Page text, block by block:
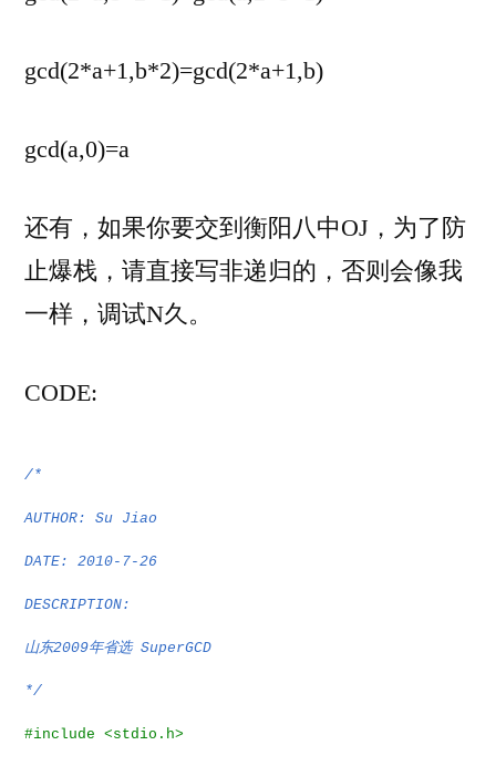
gcd(2*a+1,b*2)=gcd(2*a+1,b)
gcd(a,0)=a
还有，如果你要交到衡阳八中OJ，为了防
止爆栈，请直接写非递归的，否则会像我
一样，调试N久。
CODE:
/*
AUTHOR: Su Jiao
DATE: 2010-7-26
DESCRIPTION:
山东2009年省选SuperGCD
*/
#include <stdio.h>